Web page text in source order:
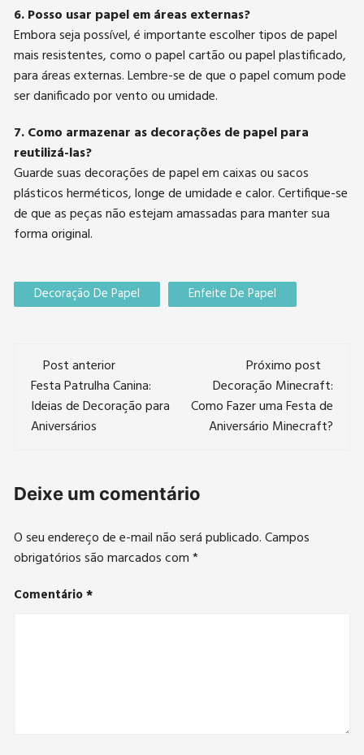
6. Posso usar papel em áreas externas?
Embora seja possível, é importante escolher tipos de papel
mais resistentes, como o papel cartão ou papel plastificado,
para áreas externas. Lembre-se de que o papel comum pode
ser danificado por vento ou umidade.
7. Como armazenar as decorações de papel para
reutilizá-las?
Guarde suas decorações de papel em caixas ou sacos
plásticos herméticos, longe de umidade e calor. Certifique-se
de que as peças não estejam amassadas para manter sua
forma original.
Decoração De Papel Enfeite De Papel
Navegação
de
post
Post anterior
Festa Patrulha Canina:
Ideias de Decoração para
Aniversários
Próximo post
Decoração Minecraft:
Como Fazer uma Festa de
Aniversário Minecraft?
Deixe um comentário
O seu endereço de e-mail não será publicado. Campos
obrigatórios são marcados com*
Comentário*